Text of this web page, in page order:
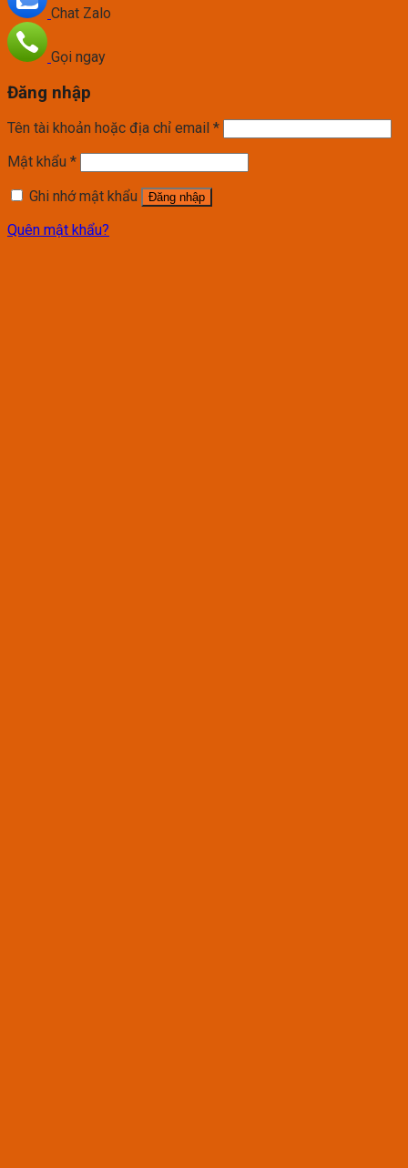
Chat Zalo
Gọi ngay
Đăng nhập
Tên tài khoản hoặc địa chỉ email *
Mật khẩu *
Ghi nhớ mật khẩu
Đăng nhập
Quên mật khẩu?